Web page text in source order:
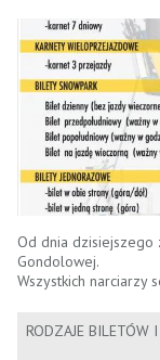
Od dnia dzisiejszego
Gondolowej.
Wszystkich narciarzy
RODZAJE BILETÓW